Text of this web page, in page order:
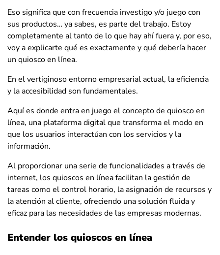
Eso significa que con frecuencia investigo y/o juego con
sus productos… ya sabes, es parte del trabajo. Estoy
completamente al tanto de lo que hay ahí fuera y, por eso,
voy a explicarte qué es exactamente y qué debería hacer
un quiosco en línea.
En el vertiginoso entorno empresarial actual, la eficiencia
y la accesibilidad son fundamentales.
Aquí es donde entra en juego el concepto de quiosco en
línea, una plataforma digital que transforma el modo en
que los usuarios interactúan con los servicios y la
información.
Al proporcionar una serie de funcionalidades a través de
internet, los quioscos en línea facilitan la gestión de
tareas como el control horario, la asignación de recursos y
la atención al cliente, ofreciendo una solución fluida y
eficaz para las necesidades de las empresas modernas.
Entender los quioscos en línea